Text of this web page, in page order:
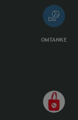
OMTANKE